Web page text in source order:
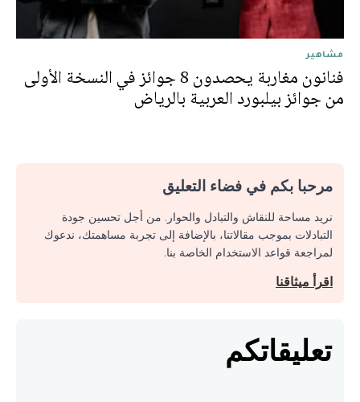
مشاهير
فنانون مغاربة يحصدون 8 جوائز في النسخة الأولى
من جوائز بيلبورد العربية بالرياض
مرحبا بكم في فضاء التعليق
نريد مساحة للنقاش والتبادل والحوار. من أجل تحسين جودة
التبادلات بموجب مقالاتنا، بالإضافة إلى تجربة مساهمتك، ندعوك
لمراجعة قواعد الاستخدام الخاصة بنا.
اقرأ ميثاقنا
تعليقاتكم